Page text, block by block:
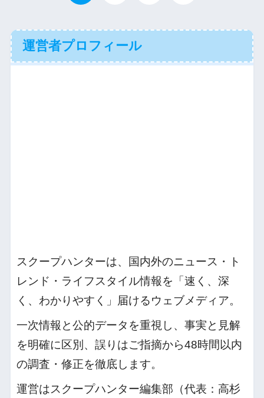
運営者プロフィール
スクープハンターは、国内外のニュース・ト
レンド・ライフスタイル情報を「速く、深
く、わかりやすく」届けるウェブメディア。
一次情報と公的データを重視し、事実と見解
を明確に区別、誤りはご指摘から48時間以内
の調査・修正を徹底します。
運営はスクープハンター編集部（代表：高杉